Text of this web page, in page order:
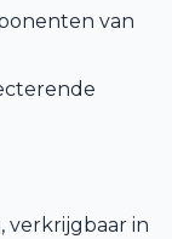
van
verkrijgbaar in